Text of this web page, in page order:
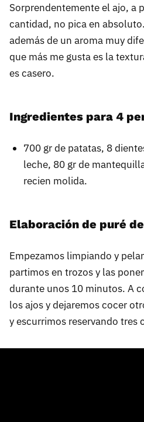
Sorprendentemente el ajo, a
cantidad, no pica en
además de un aroma muy
que más me gusta es la
es casero.
Ingredientes para 4
700 gr de patatas, 8
leche, 80 gr de
recien molida.
Elaboración de puré
Empezamos limpiando y
partimos en trozos y las
durante unos 10 minutos. A
los ajos y dejaremos cocer
y escurrimos reservando tres